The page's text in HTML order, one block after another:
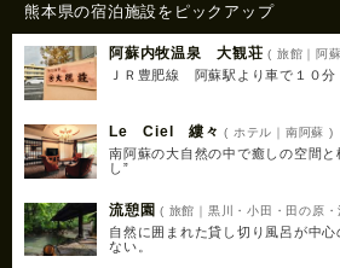
熊本県の宿泊施設をピックアップ
阿蘇内牧温泉 大観荘 ( 旅館｜阿
ＪＲ豊肥線 阿蘇駅より車で１０分
Le Ciel 縷々 ( ホテル｜南阿蘇 )
南阿蘇の大自然の中で癒しの空間と
し”
流憩園 ( 旅館｜黒川・小田・田の原
自然に囲まれた貸し切り風呂が中
ない。